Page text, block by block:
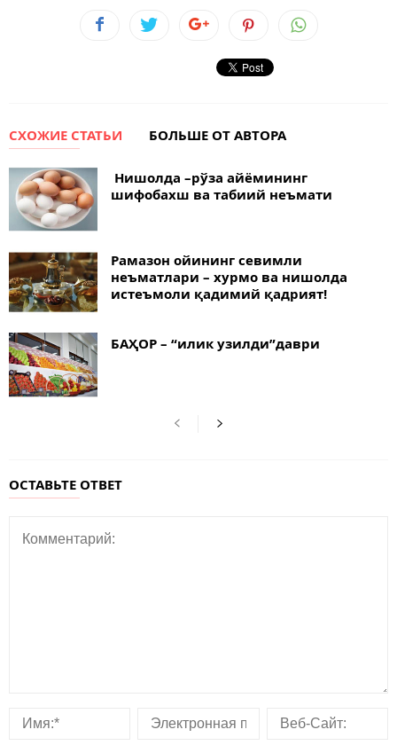
СХОЖИЕ СТАТЬИ БОЛЬШЕ ОТ АВТОРА
Нишолда –рўза айёмининг
шифобахш ва табиий неъмати
Рамазон ойининг севимли
неъматлари – хурмо ва нишолда
истеъмоли қадимий қадрият!
БАҲОР – “илик узилди”даври
ОСТАВЬТЕ ОТВЕТ